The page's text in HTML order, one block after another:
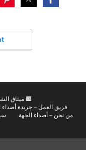
🟫 ميثاق
فريق العمل – جريدة أصداء
من نحن – أصداء الجهة